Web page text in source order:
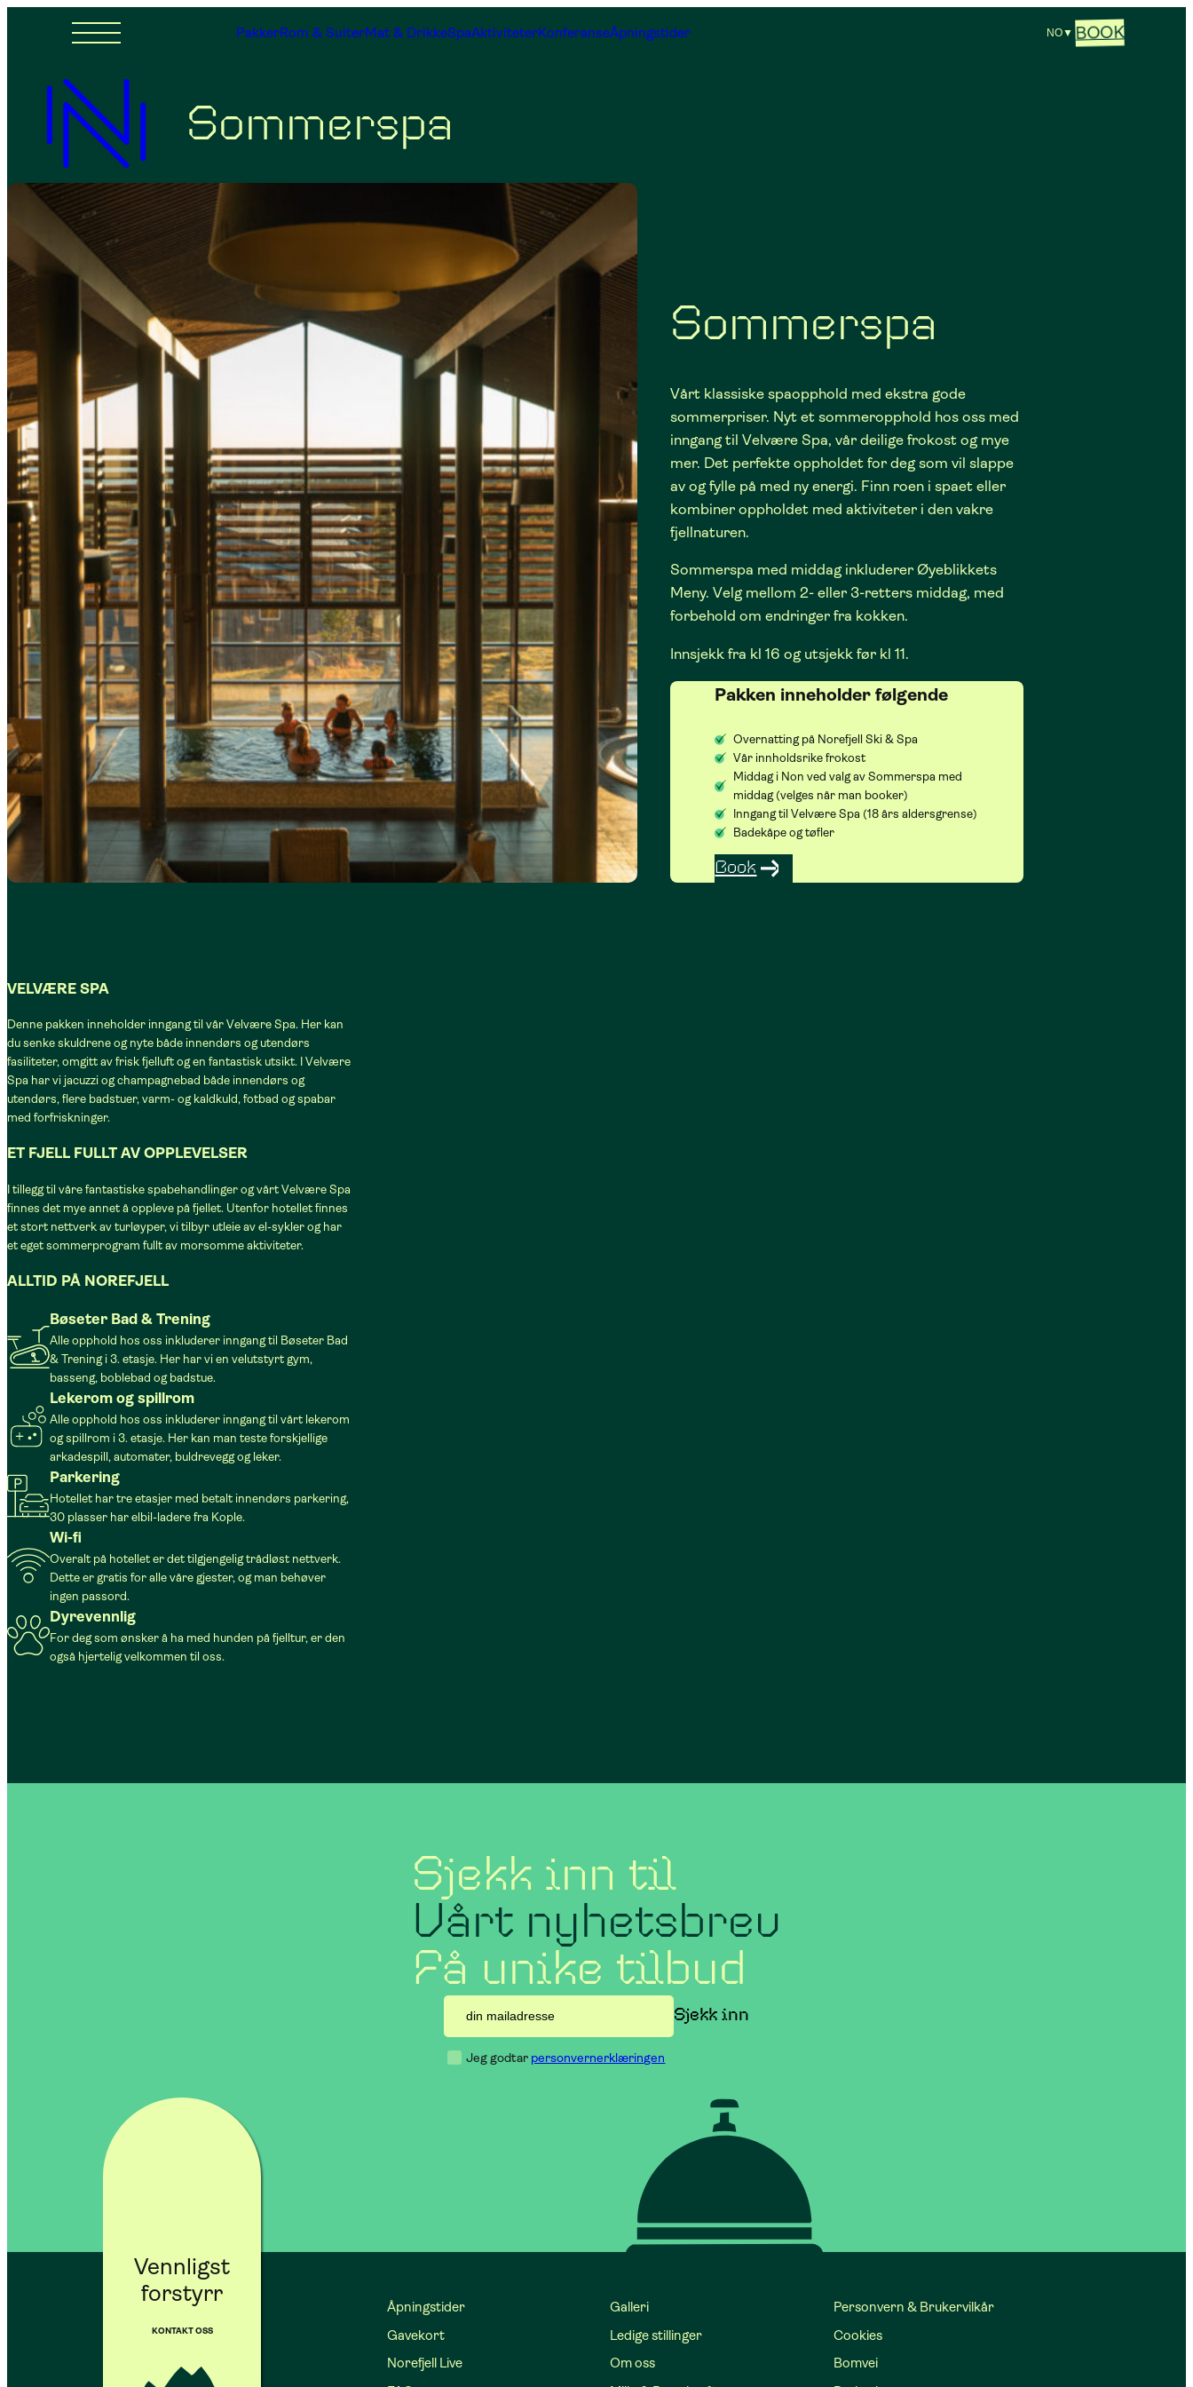
PakkerRom & SuiterMat & DrikkeSpaAktiviteterKonferanseÅpningstider NO▼ BOOK
Sommerspa
Sommerspa
Vårt klassiske spaopphold med ekstra gode
sommerpriser. Nyt et sommeropphold hos oss med
inngang til Velvære Spa, vår deilige frokost og mye
mer. Det perfekte oppholdet for deg som vil slappe
av og fylle på med ny energi. Finn roen i spaet eller
kombiner oppholdet med aktiviteter i den vakre
fjellnaturen.
Sommerspa med middag inkluderer Øyeblikkets
Meny. Velg mellom 2- eller 3-retters middag, med
forbehold om endringer fra kokken.
Innsjekk fra kl 16 og utsjekk før kl 11.
Pakken inneholder følgende
Overnatting på Norefjell Ski & Spa
Vår innholdsrike frokost
Middag i Non ved valg av Sommerspa med
middag (velges når man booker)
Inngang til Velvære Spa (18 års aldersgrense)
Badekåpe og tøfler
Book
VELVÆRE SPA
Denne pakken inneholder inngang til vår Velvære Spa. Her kan
du senke skuldrene og nyte både innendørs og utendørs
fasiliteter, omgitt av frisk fjelluft og en fantastisk utsikt. I Velvære
Spa har vi jacuzzi og champagnebad både innendørs og
utendørs, flere badstuer, varm- og kaldkuld, fotbad og spabar
med forfriskninger.
ET FJELL FULLT AV OPPLEVELSER
I tillegg til våre fantastiske spabehandlinger og vårt Velvære Spa
finnes det mye annet å oppleve på fjellet. Utenfor hotellet finnes
et stort nettverk av turløyper, vi tilbyr utleie av el-sykler og har
et eget sommerprogram fullt av morsomme aktiviteter.
ALLTID PÅ NOREFJELL
Bøseter Bad & Trening
Alle opphold hos oss inkluderer inngang til Bøseter Bad
& Trening i 3. etasje. Her har vi en velutstyrt gym,
basseng, boblebad og badstue.
Lekerom og spillrom
Alle opphold hos oss inkluderer inngang til vårt lekerom
og spillrom i 3. etasje. Her kan man teste forskjellige
arkadespill, automater, buldrevegg og leker.
Parkering
Hotellet har tre etasjer med betalt innendørs parkering,
30 plasser har elbil-ladere fra Kople.
Wi-fi
Overalt på hotellet er det tilgjengelig trådløst nettverk.
Dette er gratis for alle våre gjester, og man behøver
ingen passord.
Dyrevennlig
For deg som ønsker å ha med hunden på fjelltur, er den
også hjertelig velkommen til oss.
Sjekk inn til
Vårt nyhetsbrev
Få unike tilbud
Jeg godtar personvernerklæringen
Vennligst
forstyrr
KONTAKT OSS
Åpningstider
Gavekort
Norefjell Live
Galleri
Ledige stillinger
Om oss
Personvern & Brukervilkår
Cookies
Bomvei